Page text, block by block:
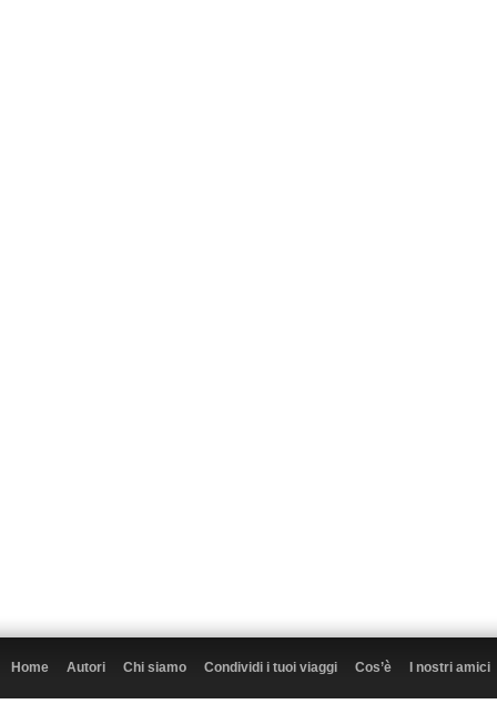
Home Autori Chi siamo Condividi i tuoi viaggi Cos’è I nostri amici